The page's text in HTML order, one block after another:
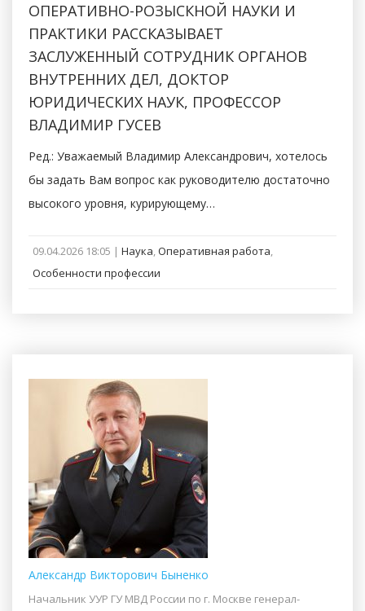
ОПЕРАТИВНО-РОЗЫСКНОЙ НАУКИ И
ПРАКТИКИ РАССКАЗЫВАЕТ
ЗАСЛУЖЕННЫЙ СОТРУДНИК ОРГАНОВ
ВНУТРЕННИХ ДЕЛ, ДОКТОР
ЮРИДИЧЕСКИХ НАУК, ПРОФЕССОР
ВЛАДИМИР ГУСЕВ
Ред.: Уважаемый Владимир Александрович, хотелось
бы задать Вам вопрос как руководителю достаточно
высокого уровня, курирующему…
09.04.2026 18:05 | Наука,Оперативная работа,
Особенности профессии
Александр Викторович Быненко
Начальник УУР ГУ МВД России по г. Москве генерал-